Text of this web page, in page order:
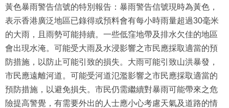
黃色暴雨警告信號的特別報告：暴雨警告信號現時為黃色，
表示香港廣泛地區已錄得或預料會有每小時雨量超過30毫米
的大雨，且雨勢可能持續。一些低窪地帶及排水欠佳的地區
會出現水淹。可能受大雨及水浸影響之市民應採取適當的預
防措施，以防止可能引致的損失。大雨可能引致山洪暴發，
市民應遠離河道。可能受河道氾濫影響之市民應採取適當的
預防措施，以避免損失。市民仍需繼續對暴雨可能帶來之危
險提高警覺，有需要外出的人士應小心考慮天氣及道路的情